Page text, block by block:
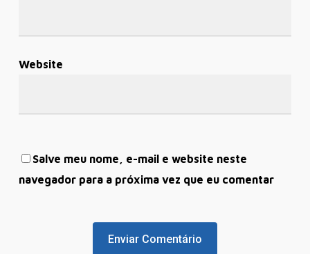
Website
Salve meu nome, e-mail e website neste
navegador para a próxima vez que eu comentar